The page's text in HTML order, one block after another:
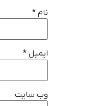
نام *
ایمیل *
وب‌ سایت